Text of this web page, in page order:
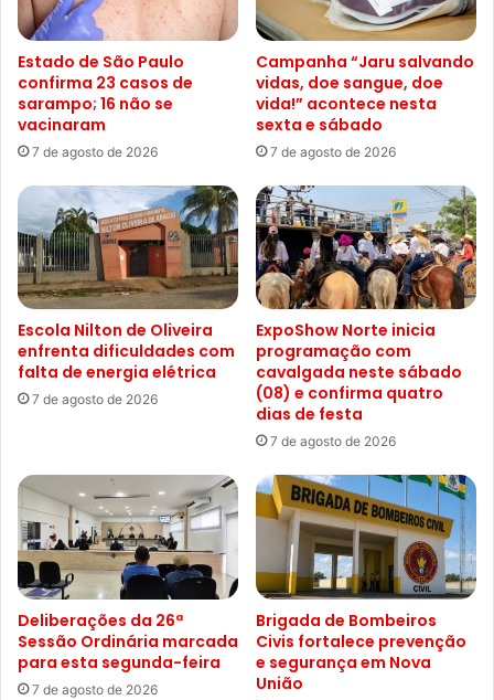
Estado de São Paulo
confirma 23 casos de
sarampo; 16 não se
vacinaram
7 de agosto de 2026
Campanha “Jaru salvando
vidas, doe sangue, doe
vida!” acontece nesta
sexta e sábado
7 de agosto de 2026
Escola Nilton de Oliveira
enfrenta dificuldades com
falta de energia elétrica
7 de agosto de 2026
ExpoShow Norte inicia
programação com
cavalgada neste sábado
(08) e confirma quatro
dias de festa
7 de agosto de 2026
Deliberações da 26ª
Sessão Ordinária marcada
para esta segunda-feira
7 de agosto de 2026
Brigada de Bombeiros
Civis fortalece prevenção
e segurança em Nova
União